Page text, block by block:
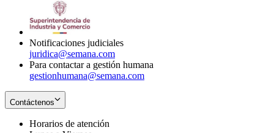
Notificaciones judiciales
juridica@semana.com
Para contactar a gestión humana
gestionhumana@semana.com
Contáctenos
Horarios de atención